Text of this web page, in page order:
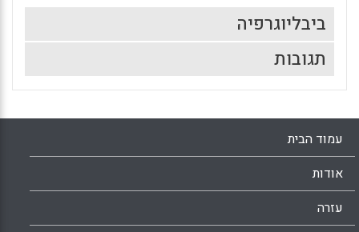
ביבליוגרפיה
תגובות
עמוד הבית
אודות
עזרה